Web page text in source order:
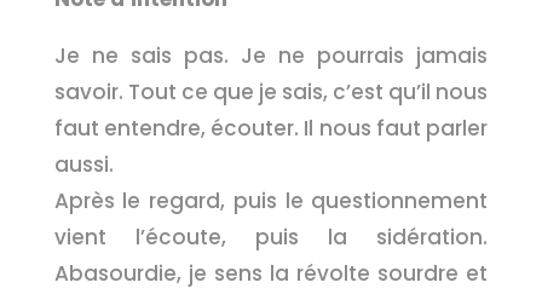
Je ne sais pas. Je ne pourrais jamais
savoir. Tout ce que je sais, c’est qu’il nous
faut entendre, écouter. Il nous faut parler
aussi.
Après le regard, puis le questionnement
vient l’écoute, puis la sidération.
Abasourdie, je sens la révolte sourdre et